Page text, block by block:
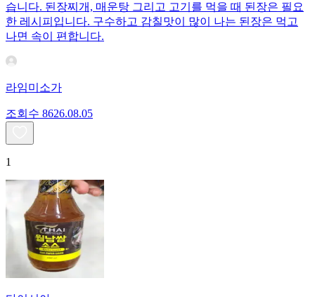
습니다. 된장찌개, 매운탕 그리고 고기를 먹을 때 된장은 필요
한 레시피입니다. 구수하고 감칠맛이 많이 나는 된장은 먹고
나면 속이 편합니다.
라임미소가
조회수 8626.08.05
1